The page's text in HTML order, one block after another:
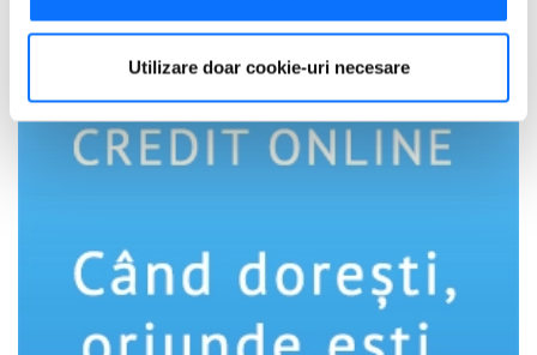
dvs. personale și configurați-vă preferințele la
cu detalii. Vă puteți modifica sau retrage oricând acordul
din Declarația despre modulele cookie.
si pentru activitatea noastra de publicitate online.
Folosind site-ul fără a modifica setările referitoare la
cookie-uri înseamnă că sunteti de acord cu folosirea
acestora. Află mai multe aici.
Utilizare doar cookie-uri necesare